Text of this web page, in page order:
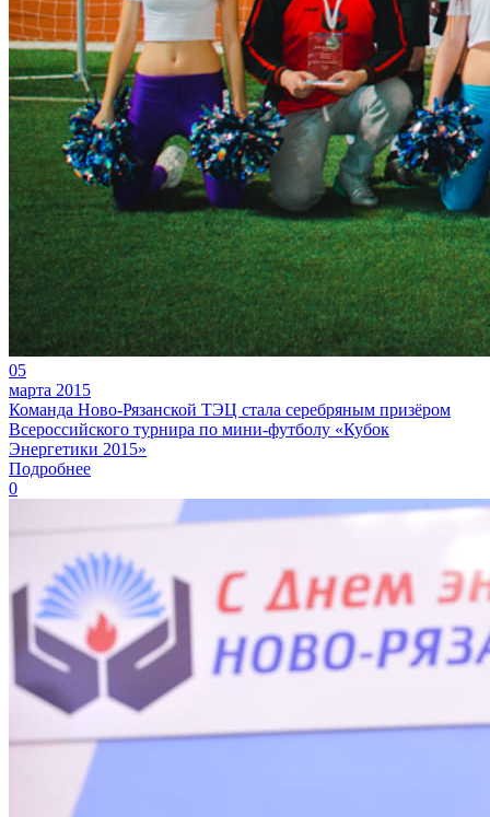
05
марта 2015
Команда Ново-Рязанской ТЭЦ стала серебряным призёром
Всероссийского турнира по мини-футболу «Кубок
Энергетики 2015»
Подробнее
0